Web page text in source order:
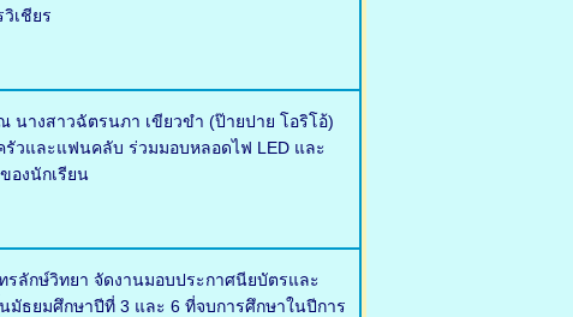
เชียร
นางสาวฉัตรนภา เขียวขำ (ป๊ายปาย โอริโอ้)
รัวและแฟนคลับ ร่วมมอบหลอดไฟ LED และ
องนักเรียน
รลักษ์วิทยา จัดงานมอบประกาศนียบัตรและ
ธยมศึกษาปีที่ 3 และ 6 ที่จบการศึกษาในปีการ